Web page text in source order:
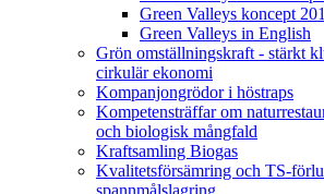
Green Valleys koncept
Green Valleys in English
Grön omställningskraft - stärkt
cirkulär ekonomi
Kompanjongrödor i höstraps
Kompetensträffar om
och biologisk mångfald
Kraftsamling Biogas
Kvalitetsförsämring och TS-
spannmålslagring